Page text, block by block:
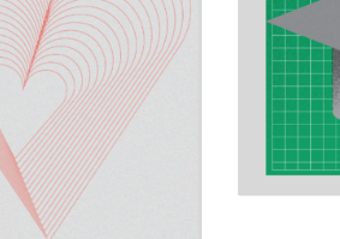
助精神及彼此連
結
相支持的羣體關
係
–
–